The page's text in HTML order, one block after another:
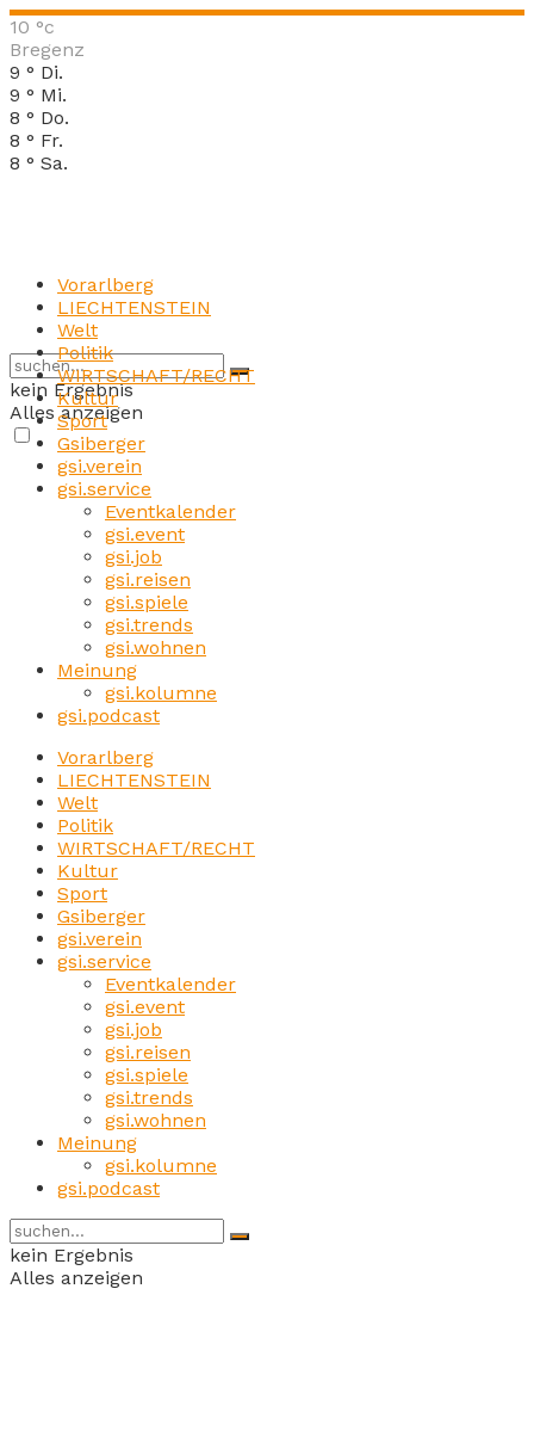
10 °c
Bregenz
9 ° Di.
9 ° Mi.
8 ° Do.
8 ° Fr.
8 ° Sa.
kein Ergebnis
Alles anzeigen
Vorarlberg
LIECHTENSTEIN
Welt
Politik
WIRTSCHAFT/RECHT
Kultur
Sport
Gsiberger
gsi.verein
gsi.service
Eventkalender
gsi.event
gsi.job
gsi.reisen
gsi.spiele
gsi.trends
gsi.wohnen
Meinung
gsi.kolumne
gsi.podcast
Vorarlberg
LIECHTENSTEIN
Welt
Politik
WIRTSCHAFT/RECHT
Kultur
Sport
Gsiberger
gsi.verein
gsi.service
Eventkalender
gsi.event
gsi.job
gsi.reisen
gsi.spiele
gsi.trends
gsi.wohnen
Meinung
gsi.kolumne
gsi.podcast
kein Ergebnis
Alles anzeigen